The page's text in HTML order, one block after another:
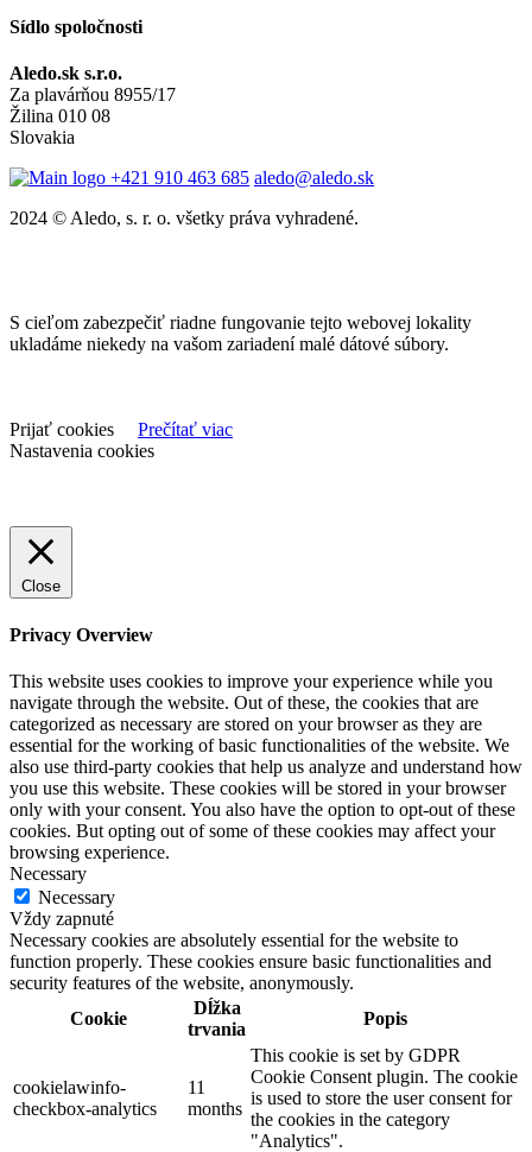
Sídlo spoločnosti
Aledo.sk s.r.o.
Za plavárňou 8955/17
Žilina 010 08
Slovakia
+421 910 463 685 aledo@aledo.sk
2024 © Aledo, s. r. o. všetky práva vyhradené.
S cieľom zabezpečiť riadne fungovanie tejto webovej lokality
ukladáme niekedy na vašom zariadení malé dátové súbory.
Prijať cookies
Prečítať viac
Nastavenia cookies
Close
Privacy Overview
This website uses cookies to improve your experience while you
navigate through the website. Out of these, the cookies that are
categorized as necessary are stored on your browser as they are
essential for the working of basic functionalities of the website. We
also use third-party cookies that help us analyze and understand how
you use this website. These cookies will be stored in your browser
only with your consent. You also have the option to opt-out of these
cookies. But opting out of some of these cookies may affect your
browsing experience.
Necessary
Necessary
Vždy zapnuté
Necessary cookies are absolutely essential for the website to
function properly. These cookies ensure basic functionalities and
security features of the website, anonymously.
Cookie
Dĺžka
trvania
Popis
cookielawinfo-
checkbox-analytics
11
months
This cookie is set by GDPR
Cookie Consent plugin. The cookie
is used to store the user consent for
the cookies in the category
"Analytics".